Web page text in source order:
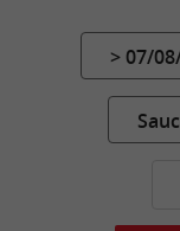
> 07/